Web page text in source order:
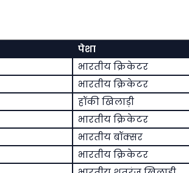
पेशा
भारतीय क्रिकेटर
भारतीय क्रिकेटर
हॉकी खिलाड़ी
भारतीय क्रिकेटर
भारतीय बॉक्सर
भारतीय क्रिकेटर